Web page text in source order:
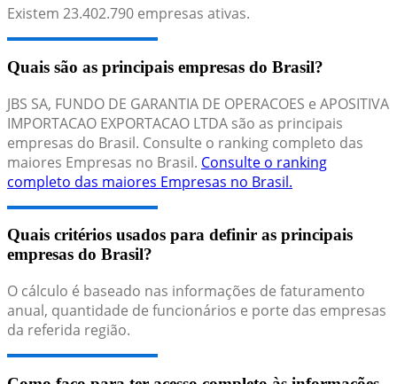
Existem 23.402.790 empresas ativas.
Quais são as principais empresas do Brasil?
JBS SA, FUNDO DE GARANTIA DE OPERACOES e APOSITIVA
IMPORTACAO EXPORTACAO LTDA são as principais
empresas do Brasil. Consulte o ranking completo das
maiores Empresas no Brasil. Consulte o ranking
completo das maiores Empresas no Brasil.
Quais critérios usados para definir as principais
empresas do Brasil?
O cálculo é baseado nas informações de faturamento
anual, quantidade de funcionários e porte das empresas
da referida região.